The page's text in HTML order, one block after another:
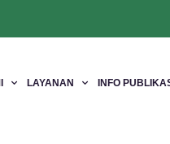
LAYANAN INFO